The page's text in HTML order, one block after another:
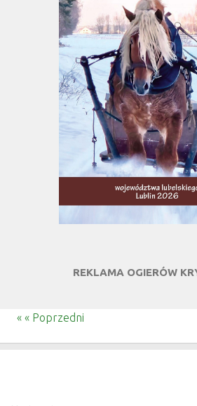
REKLAMA OGIERÓW
« « Poprzedni